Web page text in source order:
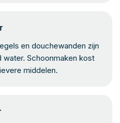
en douchewanden zijn
Schoonmaken kost
middelen.